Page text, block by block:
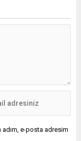
adım, e-posta adresim